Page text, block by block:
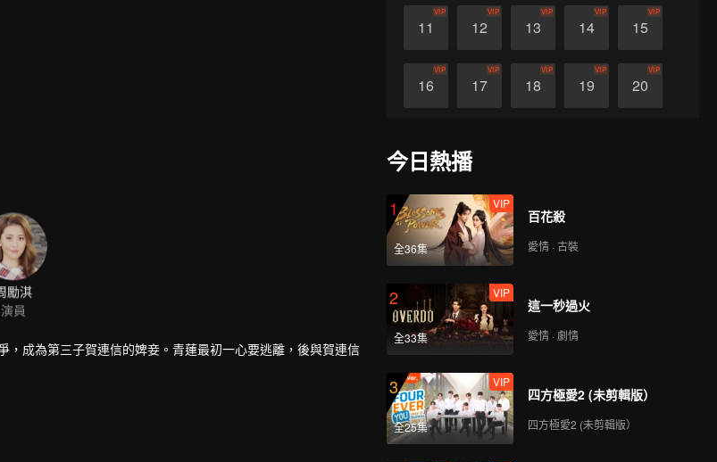
11
VIP
12
VIP
13
VIP
14
VIP
15
VIP
16
VIP
17
VIP
18
VIP
19
VIP
20
VIP
26 27
勵淇
演員
成為第三子賀連信的婢妾。青蓮最初一心要逃離，後與賀連信
今日熱播
1
全36集
VIP
百花殺
愛情 · 古裝
2
全33集
VIP
這一秒過火
愛情 · 劇情
3
全25集
VIP
四方極愛2 (未剪輯版）
四方極愛2 (未剪輯版）